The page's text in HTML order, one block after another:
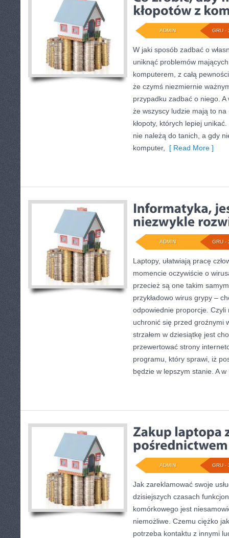
GRU -
ADMIN
W jaki sposób zadbać o
uniknąć problemów
komputerem, z całą
że czymś niezmiernie
przypadku zadbać o niego.
że wszyscy ludzie mają to
kłopoty, których lepiej
nie należą do tanich, a gdy
komputer,
[ Read More ]
GRU -
ADMIN
Laptopy, ułatwiają pracę
momencie oczywiście o
przecież są one takim
przykładowo wirus grypy –
odpowiednie proporcje. Czyli
uchronić się przed groźnymi
strzałem w dziesiątkę jest
przewertować strony
programu, który sprawi, iż
będzie w lepszym stanie. A w
GRU -
ADMIN
Jak zareklamować swoje
dzisiejszych czasach
komórkowego jest
niemożliwe. Czemu ciężko
potrzeba kontaktu z innymi